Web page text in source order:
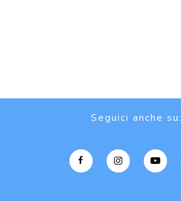
Seguici anche su: